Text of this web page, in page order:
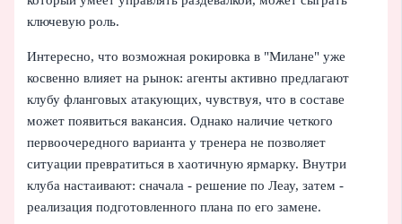
ключевую роль.
Интересно, что возможная рокировка в "Милане" уже
косвенно влияет на рынок: агенты активно предлагают
клубу фланговых атакующих, чувствуя, что в составе
может появиться вакансия. Однако наличие четкого
первоочередного варианта у тренера не позволяет
ситуации превратиться в хаотичную ярмарку. Внутри
клуба настаивают: сначала - решение по Леау, затем -
реализация подготовленного плана по его замене.